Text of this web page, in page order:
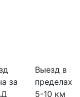
за
Выезд в
пределах
5-10 км